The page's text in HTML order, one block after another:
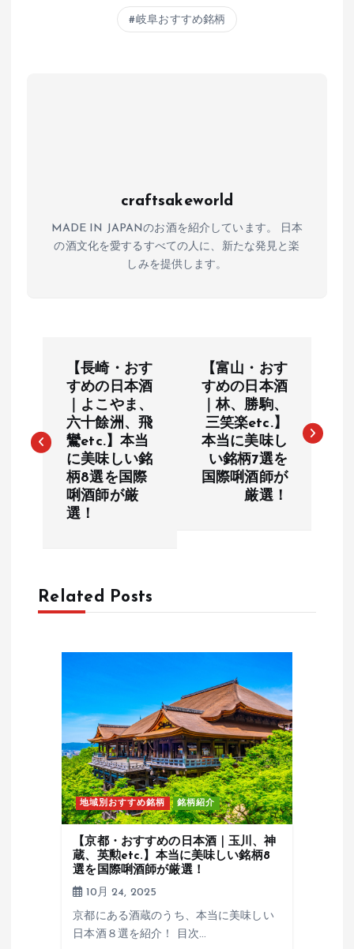
n
a
岐阜おすすめ銘柄
craftsakeworld
MADE IN JAPANのお酒を紹介しています。 日本
の酒文化を愛するすべての人に、新たな発見と楽
しみを提供します。
ナ
シ
【長崎・おす
すめの日本酒
｜よこやま、
六十餘洲、飛
鸞etc.】本当
に美味しい銘
柄8選を国際
唎酒師が厳
選！
【富山・おす
すめの日本酒
｜林、勝駒、
三笑楽etc.】
本当に美味し
い銘柄7選を
国際唎酒師が
厳選！
Related Posts
地域別おすすめ銘柄 銘柄紹介
【京都・おすすめの日本酒｜玉川、神
蔵、英勲etc.】本当に美味しい銘柄8
選を国際唎酒師が厳選！
10月 24, 2025
京都にある酒蔵のうち、本当に美味しい
日本酒８選を紹介！ 目次…